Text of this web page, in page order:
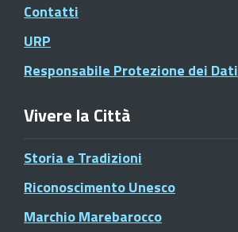
Contatti
URP
Responsabile Protezione dei Dati
Vivere la Città
Storia e Tradizioni
Riconoscimento Unesco
Marchio Marebarocco